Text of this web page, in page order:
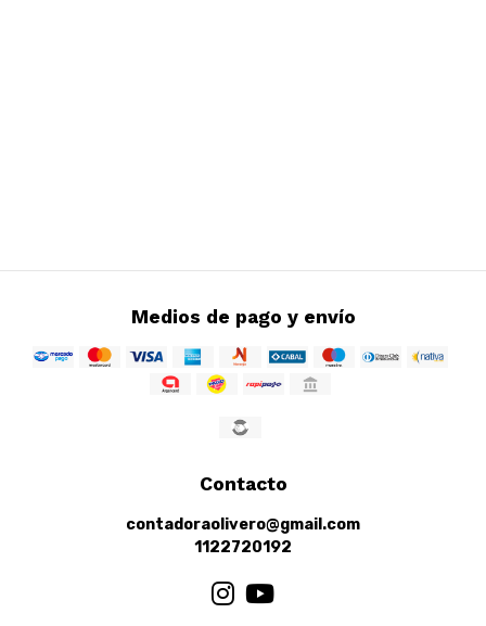
Medios de pago y envío
Contacto
contadoraolivero@gmail.com
1122720192